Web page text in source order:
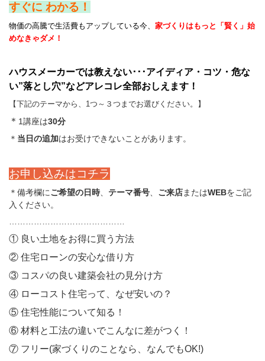
すぐに わかる！
物価の高騰で生活費もアップしている今、 家づくりはもっと「賢く」始
めなきゃダメ！
ハウスメーカーでは教えない･･･アイディア・コツ・危な
い”落とし穴”などアレコレ全部おしえます！
【下記のテーマから、1つ～３つまでお選びください。】
＊ 1講座は30分
＊ 当日の追加はお受けできないことがあります。
お申し込みはコチラ
＊備考欄にご希望の日時、 テーマ番号、 ご来店またはWEBをご記
入ください。
……………………………………
① 良い土地をお得に買う方法
② 住宅ローンの安心な借り方
③ コスパの良い建築会社の見分け方
④ ローコスト住宅って、なぜ安いの？
⑤ 住宅性能について知る！
⑥ 材料と工法の違いでこんなに差がつく！
⑦ フリー(家づくりのことなら、なんでもOK!)